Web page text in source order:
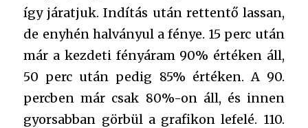
így járatjuk. Indítás után rettentő lassan,
de enyhén halványul a fénye. 15 perc után
már a kezdeti fényáram 90% értéken áll,
50 perc után pedig 85% értéken. A 90.
percben már csak 80%-on áll, és innen
gyorsabban görbül a grafikon lefelé. 110.